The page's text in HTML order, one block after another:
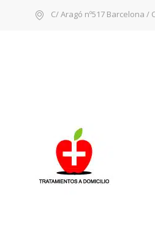
C/ Aragó nº517 Barcelona /